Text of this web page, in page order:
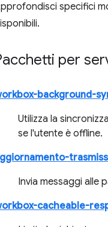
specifici
per
background-
Utilizza la
se l'utente è offline.
Invia messaggi alle
cacheable-